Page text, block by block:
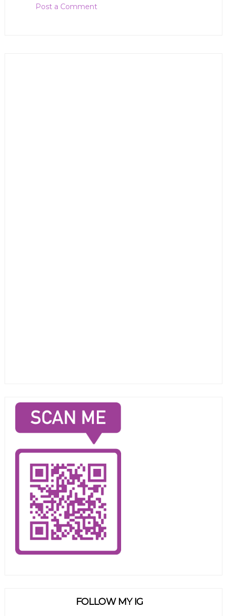
Post a Comment
FOLLOW MY IG